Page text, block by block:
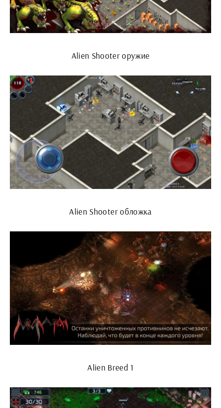
Alien Shooter оружие
Alien Shooter обложка
Alien Breed 1